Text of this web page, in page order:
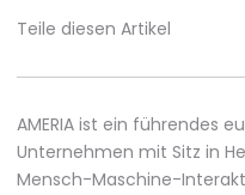
Teile diesen Artikel
AMERIA ist ein führendes
Unternehmen mit Sitz in
Mensch-Maschine-